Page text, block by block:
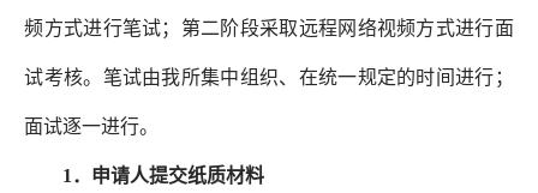
频方式进行笔试；第二阶段采取远程网络视频方式进行面
试考核。笔试由我所集中组织、在统一规定的时间进行；
面试逐一进行。
1．申请人提交纸质材料